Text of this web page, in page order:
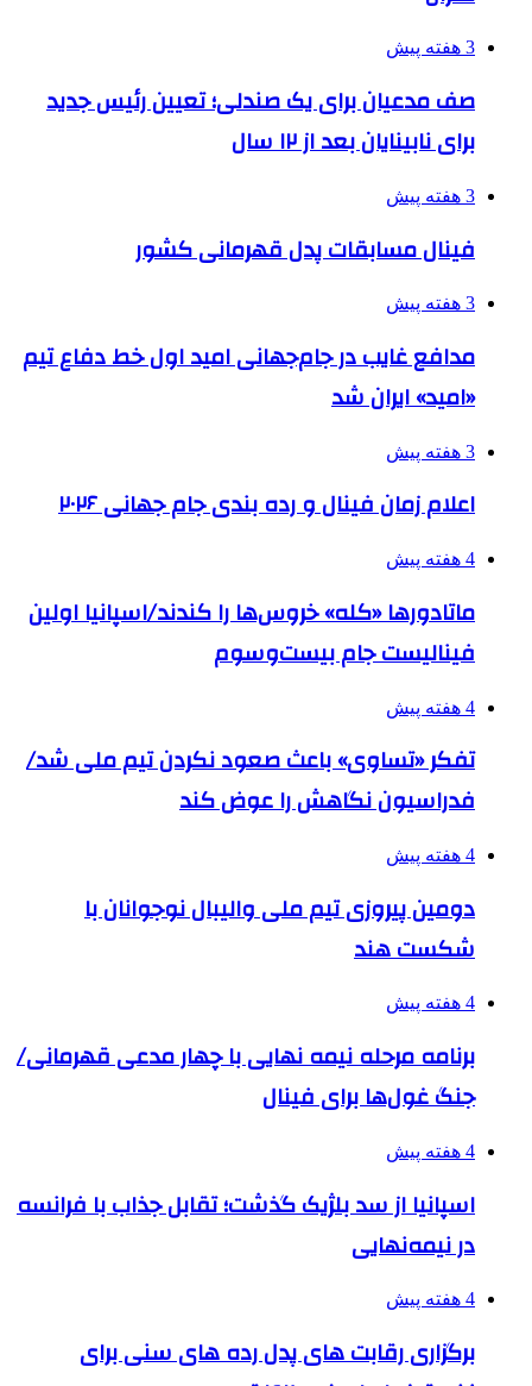
3 هفته پیش
صف مدعیان برای یک صندلی؛ تعیین رئیس جدید
برای نابینایان بعد از ۱۲ سال
3 هفته پیش
فینال مسابقات پدل قهرمانی کشور
3 هفته پیش
مدافع غایب در جام‌جهانی امید اول خط دفاع تیم
«امید» ایران شد
3 هفته پیش
اعلام زمان فینال و رده بندی جام جهانی ۲۰۲۶
4 هفته پیش
ماتادورها «کله» خروس‌ها را کندند/اسپانیا اولین
فینالیست جام بیست‌وسوم
4 هفته پیش
تفکر «تساوی» باعث صعود نکردن تیم ملی شد/
فدراسیون نگاهش را عوض کند
4 هفته پیش
دومین پیروزی تیم ملی والیبال نوجوانان با
شکست هند
4 هفته پیش
برنامه مرحله نیمه نهایی با چهار مدعی قهرمانی/
جنگ غول‌ها برای فینال
4 هفته پیش
اسپانیا از سد بلژیک گذشت؛ تقابل جذاب با فرانسه
در نیمه‌نهایی
4 هفته پیش
برگزاری رقابت های پدل رده های سنی برای